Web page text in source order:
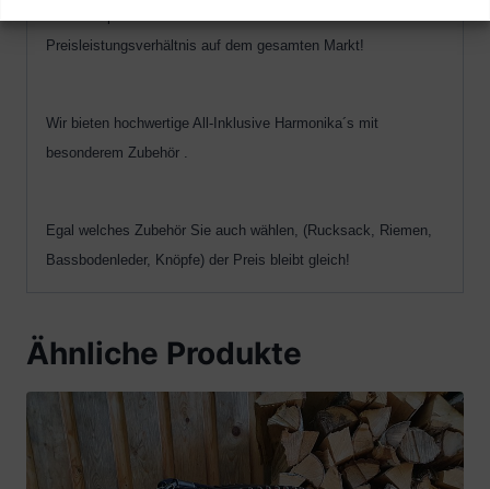
Preisleistungsverhältnis auf dem gesamten Markt!
Wir bieten hochwertige All-Inklusive Harmonika´s mit
besonderem Zubehör .
Egal welches Zubehör Sie auch wählen, (Rucksack, Riemen,
Bassbodenleder, Knöpfe) der Preis bleibt gleich!
Ähnliche Produkte